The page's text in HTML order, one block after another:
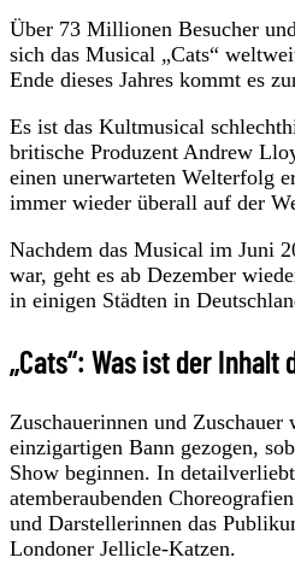
Über 73 Millionen Besucher
sich das Musical „Cats“
Ende dieses Jahres kommt es
Es ist das Kultmusical
britische Produzent Andrew
einen unerwarteten Welterfolg
immer wieder überall auf der
Nachdem das Musical im Juni
war, geht es ab Dezember
in einigen Städten in
„Cats“: Was ist der Inhalt
Zuschauerinnen und
einzigartigen Bann gezogen,
Show beginnen. In
atemberaubenden
und Darstellerinnen das
Londoner Jellicle-Katzen.